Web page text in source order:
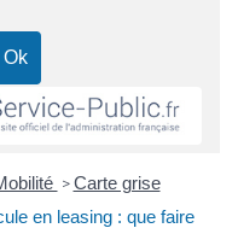
> Carte grise
en leasing : que faire